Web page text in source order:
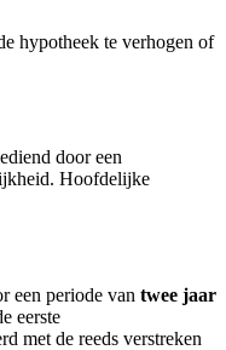
hypotheek te verhogen of
door een
Hoofdelijke
een periode van twee jaar
eerste
met de reeds verstreken